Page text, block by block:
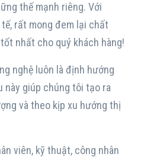
thế mạnh riêng. Với
rất mong đem lại chất
nhất cho quý khách hàng!
nghệ luôn là định hướng
này giúp chúng tôi tạo ra
và theo kịp xu hướng thị
viên, kỹ thuật, công nhân